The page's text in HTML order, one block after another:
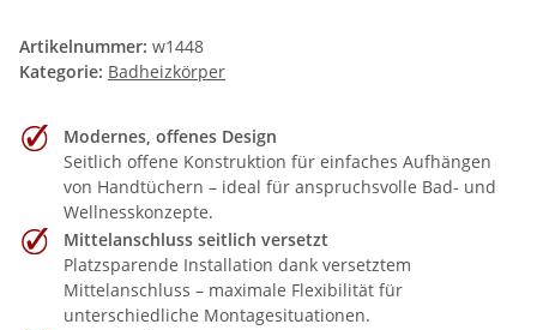
Artikelnummer: w1448
Kategorie: Badheizkörper
Modernes, offenes Design
Seitlich offene Konstruktion für einfaches Aufhängen
von Handtüchern – ideal für anspruchsvolle Bad- und
Wellnesskonzepte.
Mittelanschluss seitlich versetzt
Platzsparende Installation dank versetztem
Mittelanschluss – maximale Flexibilität für
unterschiedliche Montagesituationen.